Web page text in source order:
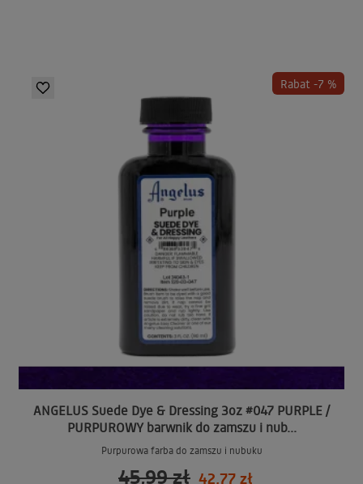
Rabat -7 %
ANGELUS Suede Dye & Dressing 3oz #047 PURPLE /
PURPUROWY barwnik do zamszu i nub...
Purpurowa farba do zamszu i nubuku
45,99 zł 42,77 zł